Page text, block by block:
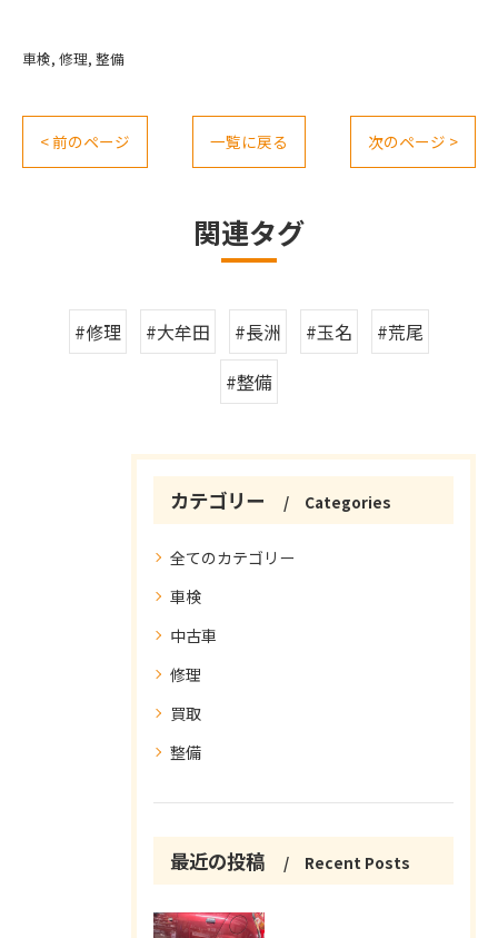
車検 修理 整備
< 前のページ 一覧に戻る 次のページ >
関連タグ
#修理 #大牟田 #長洲 #玉名
#荒尾
#整備
カテゴリー Categories
全てのカテゴリー
車検
中古車
修理
買取
整備
最近の投稿 Recent Posts